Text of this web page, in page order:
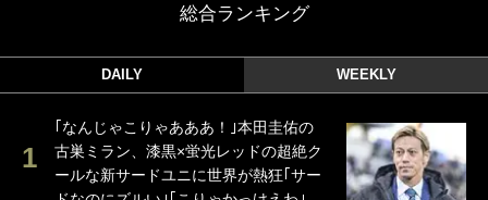
総合ランキング
DAILY WEEKLY
｢なんじゃこりゃあああ！｣本田圭佑の
古巣ミラン、漆黒×蛍光レッドの超絶ク
ールな新サードユニに世界が熱狂｢サー